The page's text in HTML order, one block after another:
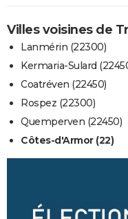
Villes voisines de
Lanmérin (22300)
Kermaria-Sulard
Coatréven (22450)
Rospez (22300)
Quemperven (22450)
Côtes-d'Armor (22)